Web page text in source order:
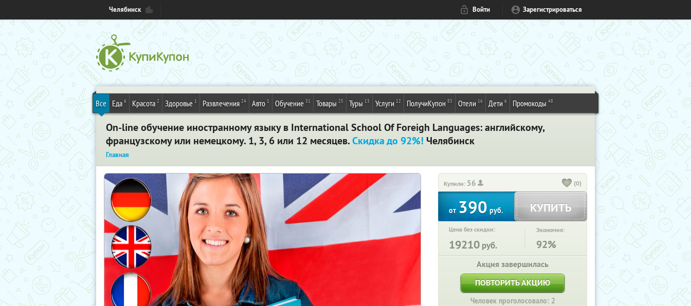
Челябинск Войти Зарегистрироваться
Все Еда 6 Красота 2 Здоровье 1 Развлечения 24 Авто 1 Обучение 31 Товары 25 Туры 13 Услуги 12 ПолучиКупон 83 Отели 16 Дети 6 Промокоды 48
On-line обучение иностранному языку в International School Of Foreigh Languages: английскому,
французскому или немецкому. 1, 3, 6 или 12 месяцев.Скидка до 92%! Челябинск
Главная
Купили: 56 (0)
от390руб. КУПИТЬ
Цена без скидки:
19210 руб.
Экономия:
92%
Акция завершилась
ПОВТОРИТЬ АКЦИЮ
Человек проголосовало: 2